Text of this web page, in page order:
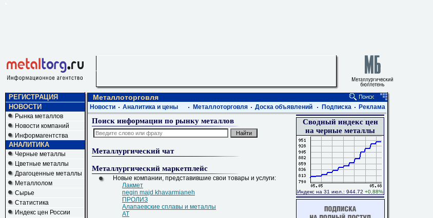
РЕГИСТРАЦИЯ
НОВОСТИ
Рынка металлов
Новости компаний
Информагентства
АНАЛИТИКА
Черные металлы
Цветные металлы
Драгоценные металлы
Металлолом
Сырье
Статистика
Индекс цен России
Металлоторговля
Новости Аналитика и цены Металлоторговля Доска объявлений Подписка Реклама
Поиск информации по рынку металлов
Металлургический чат
Металлургический маркетплейс
Новые компании, представившие свои товары и услуги:
Лакмет
negin majd khavarmianeh
ПРОЛИЗ
Алапаевские сплавы и металлы
АТ
Сводный индекс цен
на черные металлы
Индекс на 31 июл.: 944.72 +0,88%